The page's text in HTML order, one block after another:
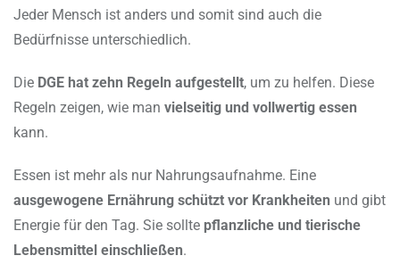
Jeder Mensch ist anders und somit sind auch die
Bedürfnisse unterschiedlich.
Die DGE hat zehn Regeln aufgestellt, um zu helfen. Diese
Regeln zeigen, wie man vielseitig und vollwertig essen
kann.
Essen ist mehr als nur Nahrungsaufnahme. Eine
ausgewogene Ernährung schützt vor Krankheiten und gibt
Energie für den Tag. Sie sollte pflanzliche und tierische
Lebensmittel einschließen.